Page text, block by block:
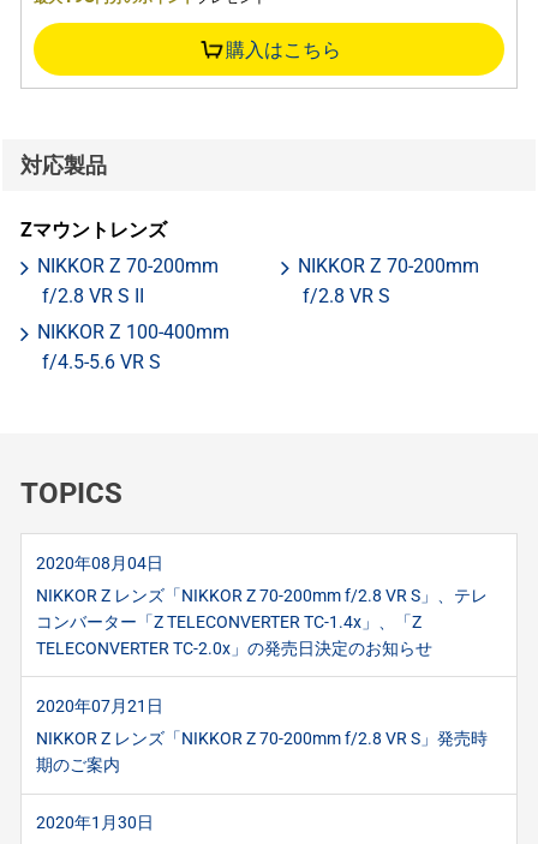
購入はこちら
対応製品
Zマウントレンズ
NIKKOR Z 70-200mm
f/2.8 VR S II
NIKKOR Z 70-200mm
f/2.8 VR S
NIKKOR Z 100-400mm
f/4.5-5.6 VR S
TOPICS
2020年08月04日
NIKKOR Z レンズ「NIKKOR Z 70-200mm f/2.8 VR S」、テレ
コンバーター「Z TELECONVERTER TC-1.4x」、「Z
TELECONVERTER TC-2.0x」の発売日決定のお知らせ
2020年07月21日
NIKKOR Z レンズ「NIKKOR Z 70-200mm f/2.8 VR S」発売時
期のご案内
2020年1月30日